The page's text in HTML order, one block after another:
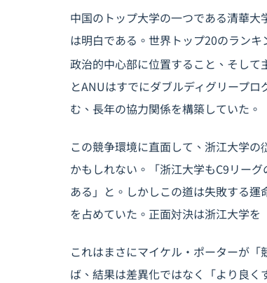
中国のトップ大学の一つである清華
は明白である。世界トップ20のラン
政治的中心部に位置すること、そして
とANUはすでにダブルディグリープ
む、長年の協力関係を構築していた。
この競争環境に直面して、浙江大学
かもしれない。「浙江大学もC9リー
ある」と。しかしこの道は失敗する
を占めていた。正面対決は浙江大学を
これはまさにマイケル・ポーターが
ば、結果は差異化ではなく「より良